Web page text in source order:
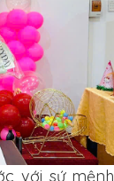
với sứ